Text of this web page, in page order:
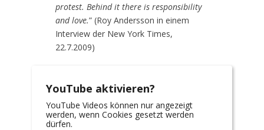
protest. Behind it there is responsibility
and love.” (Roy Andersson in einem
Interview der New York Times,
22.7.2009)
YouTube aktivieren?
YouTube Videos können nur angezeigt
werden, wenn Cookies gesetzt werden
dürfen.